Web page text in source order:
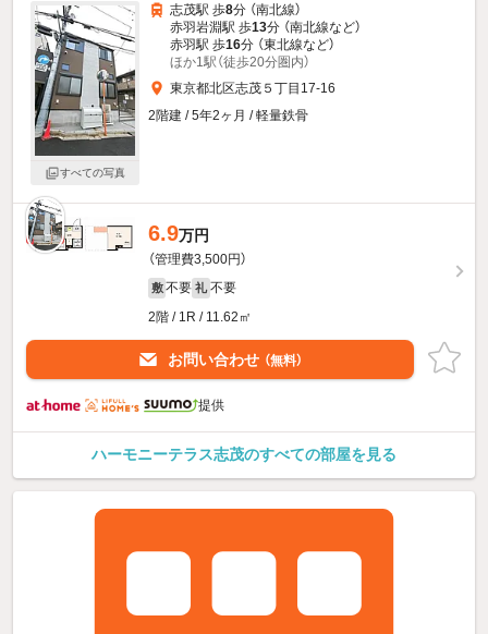
すべての写真
志茂駅 歩8分 （南北線）
赤羽岩淵駅 歩13分 （南北線など）
赤羽駅 歩16分 （東北線など）
ほか1駅（徒歩20分圏内）
東京都北区志茂５丁目17-16
2階建 / 5年2ヶ月 / 軽量鉄骨
新着 6.9万円
（管理費3,500円）
敷 不要 礼 不要
2階 / 1R / 11.62㎡
お問い合わせ （無料）
提供
ハーモニーテラス志茂のすべての部屋を見る